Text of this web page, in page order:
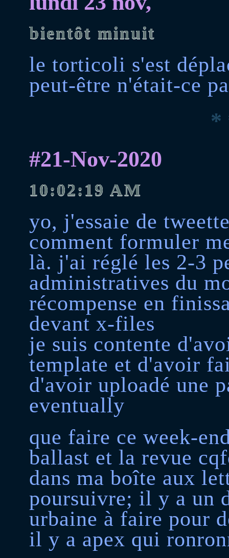
bientôt minuit
le torticoli s'est
peut-être n'était-ce
*
#21-Nov-2020
10:02:19 AM
yo, j'essaie de
comment formuler
là. j'ai réglé les 2-3
administratives du
récompense en
devant x-files
je suis contente
template et d'avoir
d'avoir uploadé une
eventually
que faire ce week-
ballast et la revue
dans ma boîte aux
poursuivre; il y a un
urbaine à faire pour
il y a apex qui